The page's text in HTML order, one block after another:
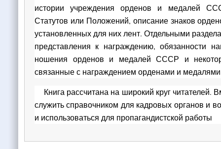
исто­рии учреждения орденов и медалей
Статутов или Положений, описание знаков
установленных для них лент. Отдельными
представления к награждению, обязанности
ношения орденов и медалей СССР и
связанные с награждением орденами и
Книга рассчитана на широкий круг читателей.
служить справочником для кадровых органов и
и использоваться для пропагандистской работы